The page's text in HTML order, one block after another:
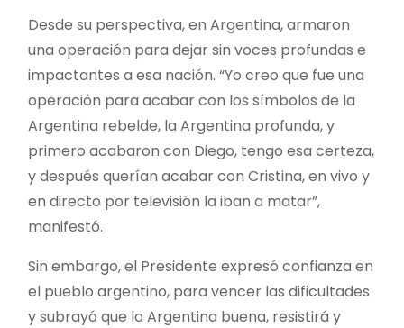
Desde su perspectiva, en Argentina, armaron
una operación para dejar sin voces profundas e
impactantes a esa nación. “Yo creo que fue una
operación para acabar con los símbolos de la
Argentina rebelde, la Argentina profunda, y
primero acabaron con Diego, tengo esa certeza,
y después querían acabar con Cristina, en vivo y
en directo por televisión la iban a matar”,
manifestó.
Sin embargo, el Presidente expresó confianza en
el pueblo argentino, para vencer las dificultades
y subrayó que la Argentina buena, resistirá y